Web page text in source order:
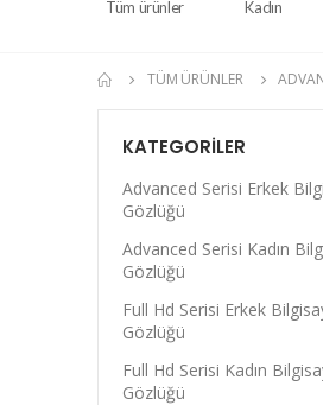
Tüm ürünler Kadın
TÜM ÜRÜNLER
KATEGORILER
Advanced Serisi Erkek
Gözlüğü
Advanced Serisi Kadın
Gözlüğü
Full Hd Serisi Erkek
Gözlüğü
Full Hd Serisi Kadın
Gözlüğü